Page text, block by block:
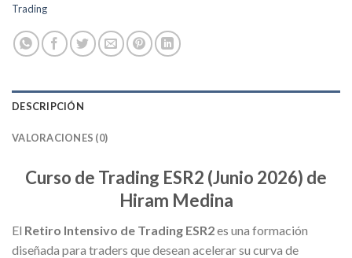
Trading
DESCRIPCIÓN
VALORACIONES (0)
Curso de Trading ESR2 (Junio 2026) de
Hiram Medina
El Retiro Intensivo de Trading ESR2es una formación
diseñada para traders que desean acelerar su curva de